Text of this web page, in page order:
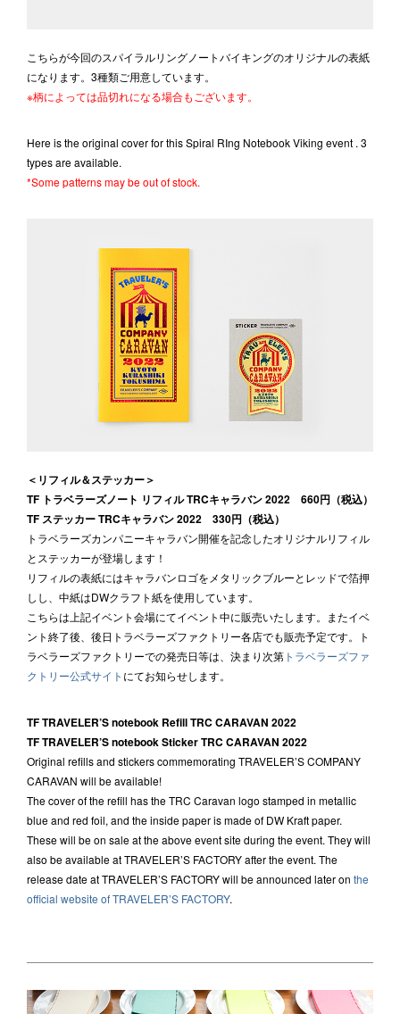
こちらが今回のスパイラルリングノートバイキングのオリジナルの表紙
になります。3種類ご用意しています。
※柄によっては品切れになる場合もございます。
Here is the original cover for this Spiral RIng Notebook Viking event . 3
types are available.
*Some patterns may be out of stock.
＜リフィル＆ステッカー＞
TF トラベラーズノート リフィル TRCキャラバン 2022 660円（税込）
TF ステッカー TRCキャラバン 2022 330円（税込）
トラベラーズカンパニーキャラバン開催を記念したオリジナルリフィル
とステッカーが登場します！
リフィルの表紙にはキャラバンロゴをメタリックブルーとレッドで箔押
しし、中紙はDWクラフト紙を使用しています。
こちらは上記イベント会場にてイベント中に販売いたします。またイベ
ント終了後、後日トラベラーズファクトリー各店でも販売予定です。ト
ラベラーズファクトリーでの発売日等は、決まり次第 トラベラーズファ
クトリー公式サイト にてお知らせします。
TF TRAVELER’S notebook Refill TRC CARAVAN 2022
TF TRAVELER’S notebook Sticker TRC CARAVAN 2022
Original refills and stickers commemorating TRAVELER’S COMPANY
CARAVAN will be available!
The cover of the refill has the TRC Caravan logo stamped in metallic
blue and red foil, and the inside paper is made of DW Kraft paper.
These will be on sale at the above event site during the event. They will
also be available at TRAVELER’S FACTORY after the event. The
release date at TRAVELER’S FACTORY will be announced later on the
official website of TRAVELER’S FACTORY.